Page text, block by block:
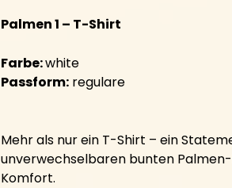
Palmen 1 – T-Shirt
Farbe:white
Passform: regulare
Mehr als nur ein T-Shirt – ein
unverwechselbaren bunten
Komfort.